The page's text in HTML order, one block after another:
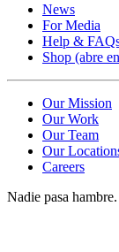
News
For Media
Help &
Shop (abre
Our Mission
Our Work
Our Team
Our
Careers
Nadie pasa hambre.